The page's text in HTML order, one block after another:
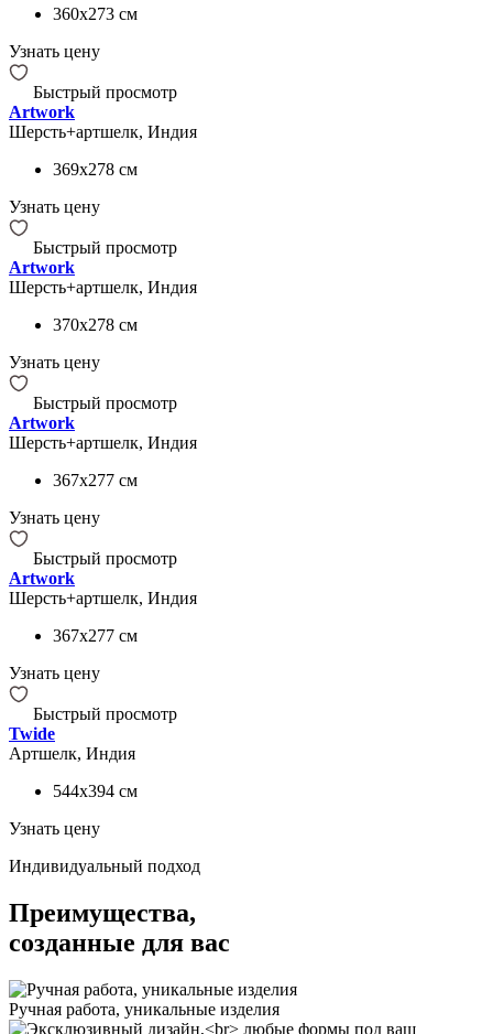
360x273 см
Узнать цену
Быстрый просмотр
Artwork
Шерсть+артшелк, Индия
369x278 см
Узнать цену
Быстрый просмотр
Artwork
Шерсть+артшелк, Индия
370x278 см
Узнать цену
Быстрый просмотр
Artwork
Шерсть+артшелк, Индия
367x277 см
Узнать цену
Быстрый просмотр
Artwork
Шерсть+артшелк, Индия
367x277 см
Узнать цену
Быстрый просмотр
Twide
Артшелк, Индия
544x394 см
Узнать цену
Индивидуальный подход
Преимущества,
созданные для вас
Ручная работа, уникальные изделия